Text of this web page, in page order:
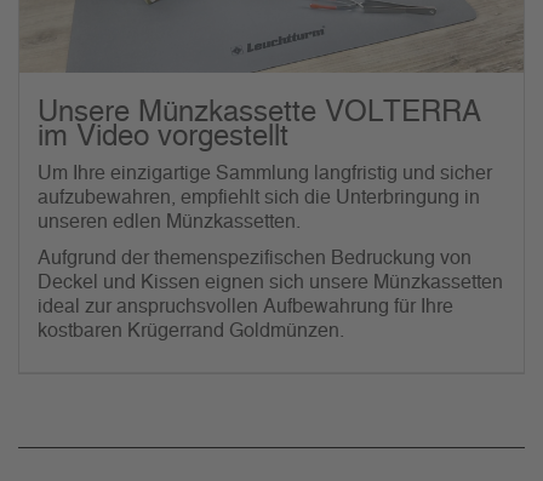
Unsere Münzkassette VOLTERRA
im Video vorgestellt
Um Ihre einzigartige Sammlung langfristig und sicher
aufzubewahren, empfiehlt sich die Unterbringung in
unseren edlen Münzkassetten.
Aufgrund der themenspezifischen Bedruckung von
Deckel und Kissen eignen sich unsere Münzkassetten
ideal zur anspruchsvollen Aufbewahrung für Ihre
kostbaren Krügerrand Goldmünzen.